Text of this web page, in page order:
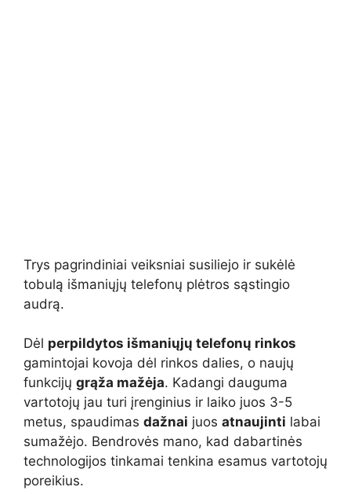
Trys pagrindiniai veiksniai susiliejo ir sukėlė
tobulą išmaniųjų telefonų plėtros sąstingio
audrą.
Dėl perpildytos išmaniųjų telefonų rinkos
gamintojai kovoja dėl rinkos dalies, o naujų
funkcijų grąža mažėja. Kadangi dauguma
vartotojų jau turi įrenginius ir laiko juos 3-5
metus, spaudimas dažnai juos atnaujinti labai
sumažėjo. Bendrovės mano, kad dabartinės
technologijos tinkamai tenkina esamus vartotojų
poreikius.